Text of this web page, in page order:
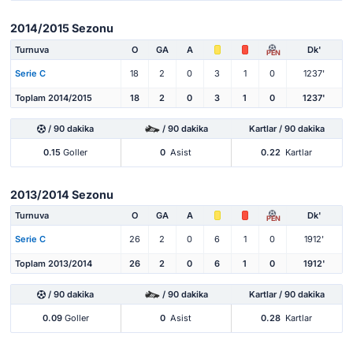
2014/2015 Sezonu
Turnuva O GA A PEN Dk'
Serie C 18 2 0 3 1 0 1237'
Toplam 2014/2015 18 2 0 3 1 0 1237'
/ 90 dakika / 90 dakika Kartlar / 90 dakika
0.15 Goller 0 Asist 0.22 Kartlar
2013/2014 Sezonu
Turnuva O GA A PEN Dk'
Serie C 26 2 0 6 1 0 1912'
Toplam 2013/2014 26 2 0 6 1 0 1912'
/ 90 dakika / 90 dakika Kartlar / 90 dakika
0.09Goller 0 Asist 0.28 Kartlar